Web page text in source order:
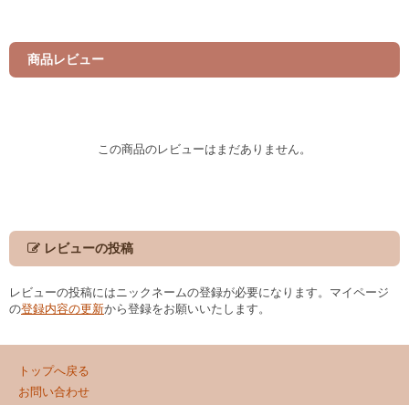
商品レビュー
この商品のレビューはまだありません。
レビューの投稿
レビューの投稿にはニックネームの登録が必要になります。マイページ
の登録内容の更新から登録をお願いいたします。
トップへ戻る
お問い合わせ